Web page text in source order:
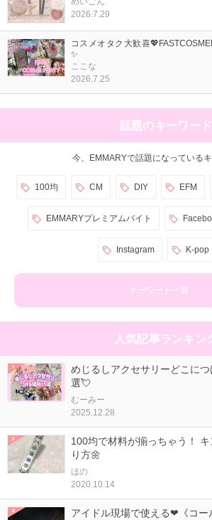
2026.7.29
コスメオタク大歓喜
✨
ここな
2026.7.25
話題のキーワード
今、EMMARYで話題になっている
100均 CM DIY EFM
EMMARYプレミアムバイト
Instagram K-pop
キーワード一覧
人気記事ランキン
めじるしアクセサリーどこに
選💘
むーみー
2025.12.28
100均で材料が揃っちゃう！
り方🌼
ほの
2020.10.14
アイドル現場で使える❤《コー